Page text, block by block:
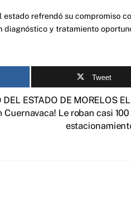
estado refrendó su compromiso
diagnóstico y tratamiento
Tweet
DEL ESTADO DE MORELOS
Cuernavaca! Le roban casi